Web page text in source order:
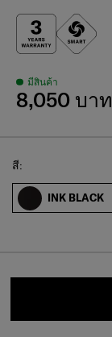
มีสินค้า
8,050 บาท
Select
สี:
INK BLACK